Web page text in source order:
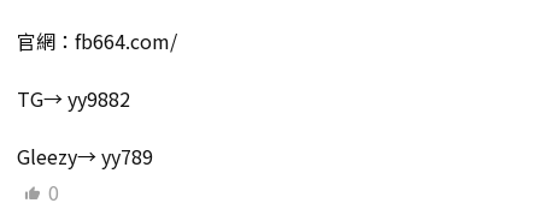
官網：fb664.com/
TG→ yy9882
Gleezy→ yy789
0